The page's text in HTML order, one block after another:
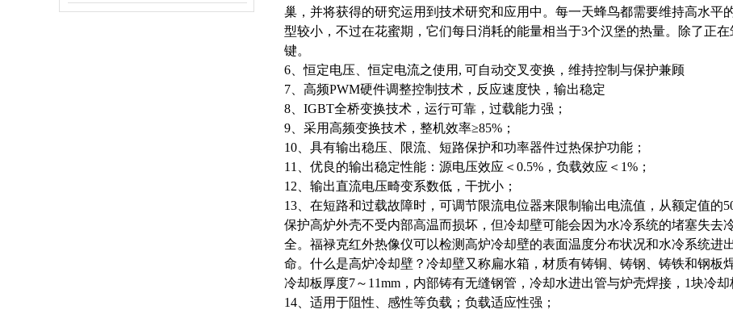
巢，并将获得的研究运用到技术研究和应用中。每一天蜂鸟都需要维持高水平
型较小，不过在花蜜期，它们每日消耗的能量相当于3个汉堡的热量。除了正
键。
6、恒定电压、恒定电流之使用, 可自动交叉变换，维持控制与保护兼顾
7、高频PWM硬件调整控制技术，反应速度快，输出稳定
8、IGBT全桥变换技术，运行可靠，过载能力强；
9、采用高频变换技术，整机效率≥85%；
10、具有输出稳压、限流、短路保护和功率器件过热保护功能；
11、优良的输出稳定性能：源电压效应＜0.5%，负载效应＜1%；
12、输出直流电压畸变系数低，干扰小；
13、在短路和过载故障时，可调节限流电位器来限制输出电流值，从额定值的
保护高炉外壳不受内部高温而损坏，但冷却壁可能会因为水冷系统的堵塞失去
全。福禄克红外热像仪可以检测高炉冷却壁的表面温度分布状况和水冷系统进
命。什么是高炉冷却壁？冷却壁又称扁水箱，材质有铸铜、铸钢、铸铁和钢板
冷却板厚度7～11mm，内部铸有无缝钢管，冷却水进出管与炉壳焊接，1块冷却
14、适用于阻性、感性等负载；负载适应性强；